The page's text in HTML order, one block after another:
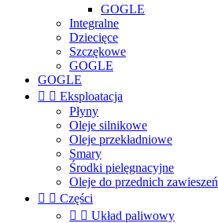
GOGLE
Integralne
Dziecięce
Szczękowe
GOGLE
GOGLE
  Eksploatacja
Płyny
Oleje silnikowe
Oleje przekładniowe
Smary
Środki pielęgnacyjne
Oleje do przednich zawieszeń
  Części
  Układ paliwowy